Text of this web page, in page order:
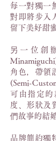
每一對獨一
對即將步入
留下美好甜
另一位創
角色，帶領
(Semi-
可由指定
度、形狀及
們故事的結
品牌簡約獨